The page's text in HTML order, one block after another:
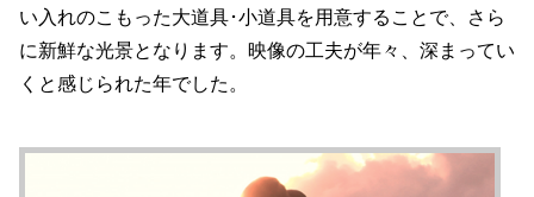
い入れのこもった大道具･小道具を用意することで、さら
に新鮮な光景となります。映像の工夫が年々、深まってい
くと感じられた年でした。